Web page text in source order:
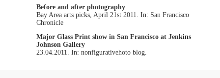
Before and after photography
Bay Area arts picks, April 21st 2011. In: San Francisco
Chronicle
Major Glass Print show in San Francisco at Jenkins
Johnson Gallery
23.04.2011. In: nonfigurativehoto blog.